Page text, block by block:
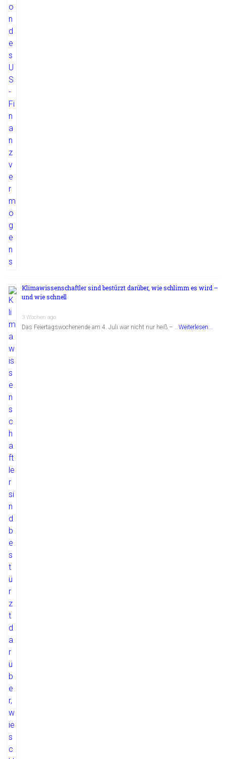
Klimawissenschaftler sind bestürzt darüber, wie schlimm es wird –
und wie schnell
3 Wochen ago
Das Feiertagswochenende am 4. Juli war nicht nur heiß – …Weiterlesen...